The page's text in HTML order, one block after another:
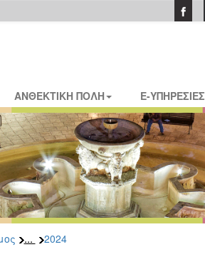
ΑΝΘΕΚΤΙΚΗ ΠΟΛΗ E-ΥΠΗΡΕΣΙΕΣ
... 2024